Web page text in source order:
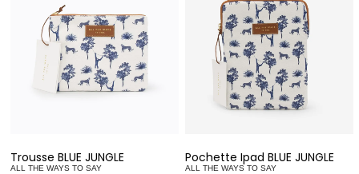
Trousse BLUE JUNGLE
ALL THE WAYS TO SAY
Pochette Ipad BLUE JUNGLE
ALL THE WAYS TO SAY